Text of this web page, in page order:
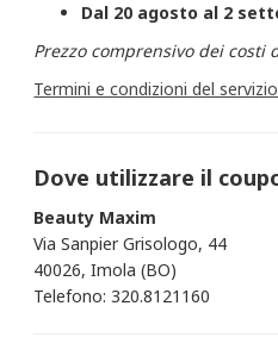
Dal 20 agosto al 2
Prezzo comprensivo dei costi
Termini e condizioni del servizio
Dove utilizzare il
Beauty Maxim
Via Sanpier Grisologo, 44
40026, Imola (BO)
Telefono: 320.8121160